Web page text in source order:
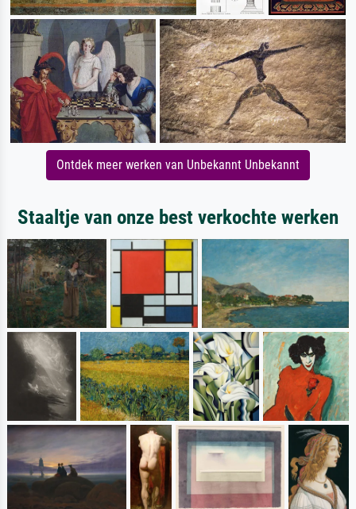
Ontdek meer werken van Unbekannt Unbekannt
Staaltje van onze best verkochte werken